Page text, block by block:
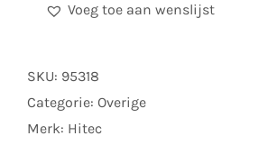
HS-
HB
aantal
Voeg toe aan wenslijst
SKU: 95318
Categorie: Overige
Merk: Hitec